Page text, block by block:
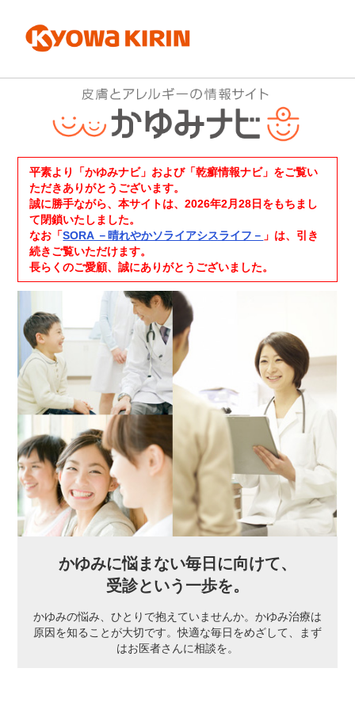
平素より「かゆみナビ」および「乾癬情報ナビ」をご覧い
ただきありがとうございます。
誠に勝手ながら、本サイトは、2026年2月28日をもちまし
て閉鎖いたしました。
なお「SORA －晴れやかソライアシスライフ－ 」は、引き
続きご覧いただけます。
長らくのご愛顧、誠にありがとうございました。
かゆみに悩まない毎日に向けて、
受診という一歩を。
かゆみの悩み、ひとりで抱えていませんか。かゆみ治療は
原因を知ることが大切です。快適な毎日をめざして、まず
はお医者さんに相談を。